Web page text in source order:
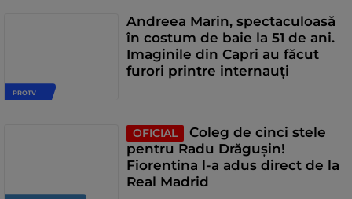
PROTV
Andreea Marin, spectaculoasă
în costum de baie la 51 de ani.
Imaginile din Capri au făcut
furori printre internauți
OFICIAL
Coleg de cinci stele
pentru Radu Drăgușin!
Fiorentina l-a adus direct de la
Real Madrid